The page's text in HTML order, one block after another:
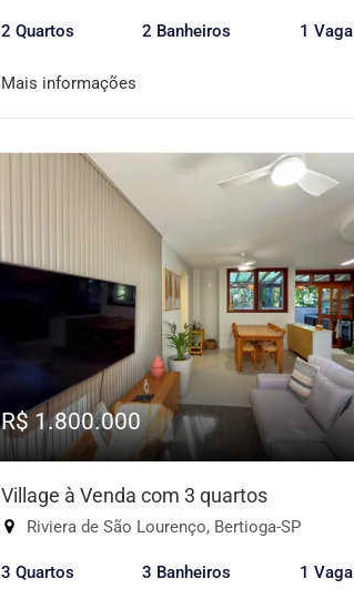
2 Quartos 2 Banheiros 1 Vaga
Mais informações
R$ 1.800.000
Village à Venda com 3 quartos
Riviera de São Lourenço, Bertioga-SP
3 Quartos 3 Banheiros 1 Vaga